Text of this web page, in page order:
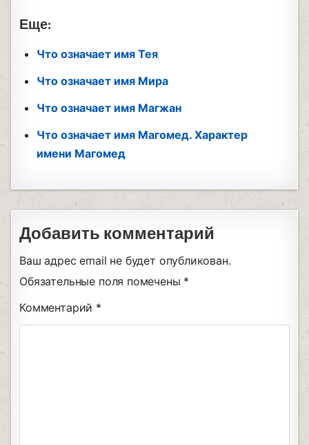
Еще:
Что означает имя Тея
Что означает имя Мира
Что означает имя Магжан
Что означает имя Магомед. Характер
имени Магомед
Добавить комментарий
Ваш адрес email не будет опубликован.
Обязательные поля помечены *
Комментарий *